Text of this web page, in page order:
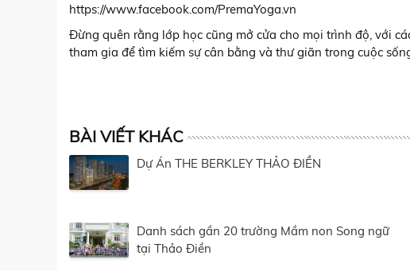
https://www.facebook.com/PremaYoga.vn
Đừng quên rằng lớp học cũng mở cửa cho mọi trình độ, với
tham gia để tìm kiếm sự cân bằng và thư giãn trong cuộc
BÀI VIẾT KHÁC
Dự Án THE BERKLEY THẢO ĐIỀN
Danh sách gần 20 trường Mầm non Song ngữ
tại Thảo Điền